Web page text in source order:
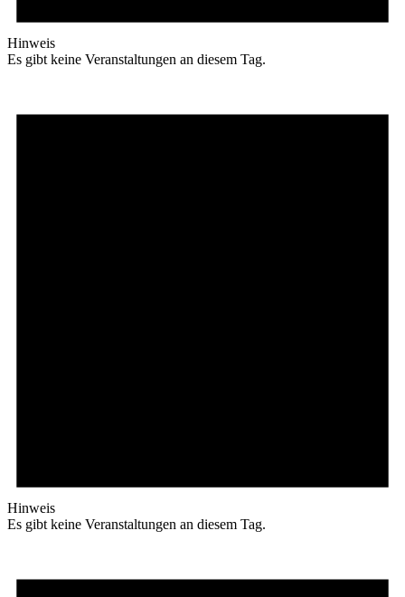
Hinweis
Es gibt keine Veranstaltungen an diesem Tag.
Hinweis
Es gibt keine Veranstaltungen an diesem Tag.